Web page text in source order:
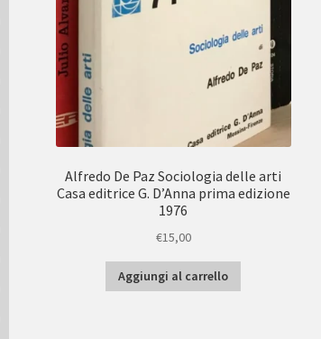
Alfredo De Paz Sociologia delle arti
Casa editrice G. D’Anna prima edizione
1976
€15,00
Aggiungi al carrello